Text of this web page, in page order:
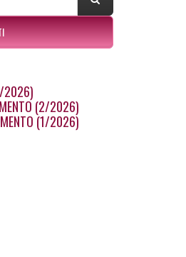
2026)
(2/2026)
(1/2026)